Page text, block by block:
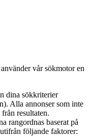
vår sökmotor en
dina sökkriterier
Alla annonser som inte
resultaten.
rangordnas baserat på
följande faktorer: